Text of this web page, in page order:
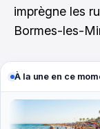
imprègne les
Bormes-les-
À la une en ce